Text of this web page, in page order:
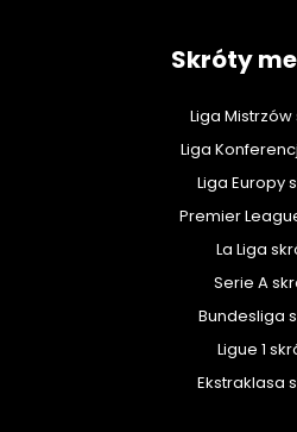
Skróty
Liga
Liga
Liga Europy
Premier
La Liga
Serie A
Bundesliga
Ligue 1
Ekstraklasa